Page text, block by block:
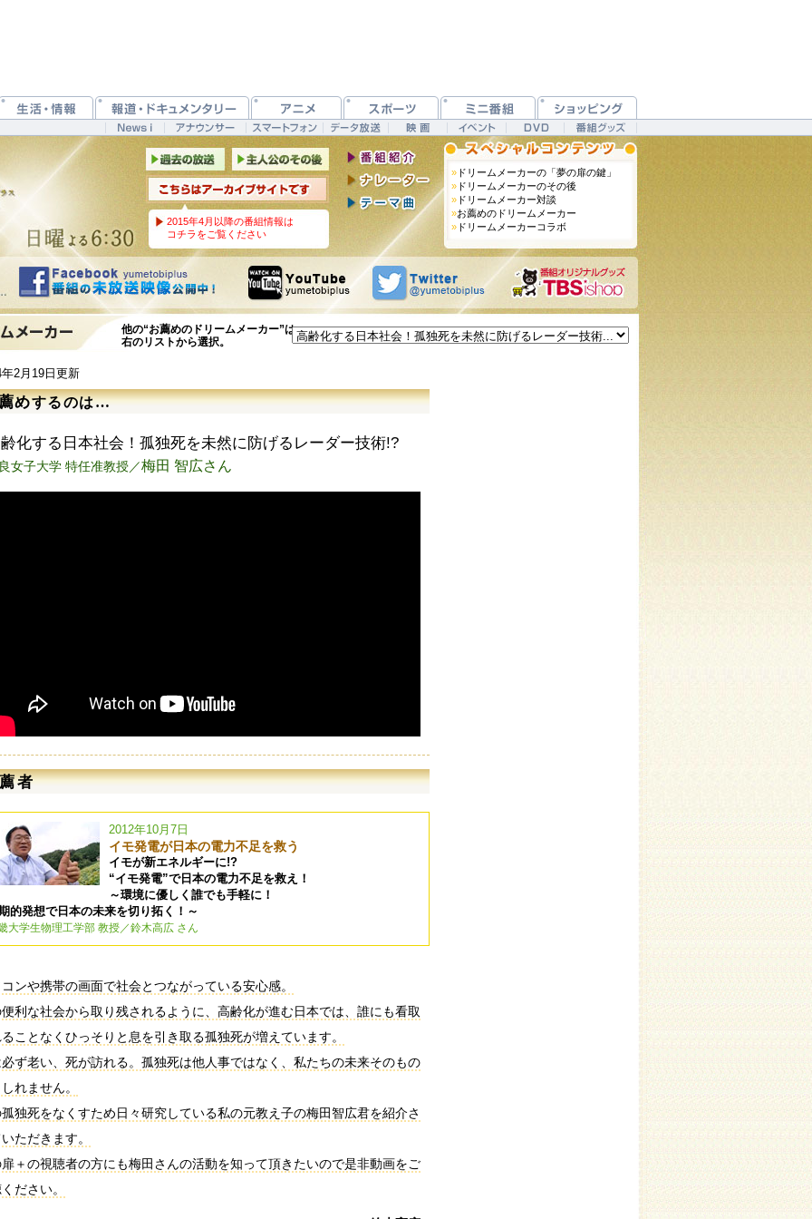
2015年4月以降の番組情報は
コチラをご覧ください
» ドリームメーカーの「夢の扉の鍵」
» ドリームメーカーのその後
» ドリームメーカー対談
»お薦めのドリームメーカー
» ドリームメーカーコラボ
他の“お薦めのドリームメーカー”は
右のリストから選択。
2月19日更新
めするのは…
化する日本社会！孤独死を未然に防げるレーダー技術!?
女子大学 特任准教授／梅田 智広さん
者
2012年10月7日
イモ発電が日本の電力不足を救う
イモが新エネルギーに!?
“イモ発電”で日本の電力不足を救え！
～環境に優しく誰でも手軽に！
的発想で日本の未来を切り拓く！～
大学生物理工学部 教授／鈴木高広 さん
ンや携帯の画面で社会とつながっている安心感。
利な社会から取り残されるように、高齢化が進む日本では、誰にも看取
ことなくひっそりと息を引き取る孤独死が増えています。
ず老い、死が訪れる。孤独死は他人事ではなく、私たちの未来そのもの
れません。
独死をなくすため日々研究している私の元教え子の梅田智広君を紹介さ
ただきます。
＋の視聴者の方にも梅田さんの活動を知って頂きたいので是非動画をご
ださい。